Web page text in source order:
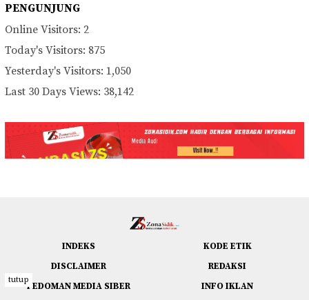
PENGUNJUNG
Online Visitors: 2
Today's Visitors: 875
Yesterday's Visitors: 1,050
Last 30 Days Views: 38,142
INDEKS
KODE ETIK
DISCLAIMER
REDAKSI
PEDOMAN MEDIA SIBER
INFO IKLAN
tutup